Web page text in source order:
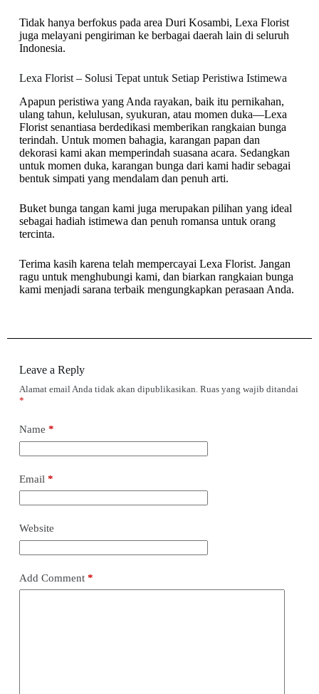
Tidak hanya berfokus pada area Duri Kosambi, Lexa Florist
juga melayani pengiriman ke berbagai daerah lain di seluruh
Indonesia.
Lexa Florist – Solusi Tepat untuk Setiap Peristiwa Istimewa
Apapun peristiwa yang Anda rayakan, baik itu pernikahan,
ulang tahun, kelulusan, syukuran, atau momen duka—Lexa
Florist senantiasa berdedikasi memberikan rangkaian bunga
terindah. Untuk momen bahagia, karangan papan dan
dekorasi kami akan memperindah suasana acara. Sedangkan
untuk momen duka, karangan bunga dari kami hadir sebagai
bentuk simpati yang mendalam dan penuh arti.
Buket bunga tangan kami juga merupakan pilihan yang ideal
sebagai hadiah istimewa dan penuh romansa untuk orang
tercinta.
Terima kasih karena telah mempercayai Lexa Florist. Jangan
ragu untuk menghubungi kami, dan biarkan rangkaian bunga
kami menjadi sarana terbaik mengungkapkan perasaan Anda.
Leave a Reply
Alamat email Anda tidak akan dipublikasikan. Ruas yang wajib ditandai
*
Name *
Email *
Website
Add Comment*